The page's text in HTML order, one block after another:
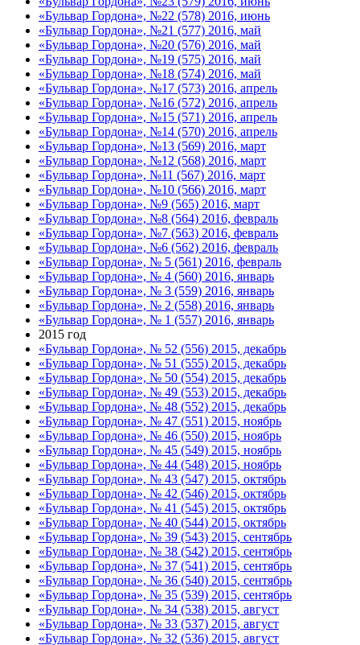
«Бульвар Гордона», №22 (578) 2016, июнь
«Бульвар Гордона», №21 (577) 2016, май
«Бульвар Гордона», №20 (576) 2016, май
«Бульвар Гордона», №19 (575) 2016, май
«Бульвар Гордона», №18 (574) 2016, май
«Бульвар Гордона», №17 (573) 2016, апрель
«Бульвар Гордона», №16 (572) 2016, апрель
«Бульвар Гордона», №15 (571) 2016, апрель
«Бульвар Гордона», №14 (570) 2016, апрель
«Бульвар Гордона», №13 (569) 2016, март
«Бульвар Гордона», №12 (568) 2016, март
«Бульвар Гордона», №11 (567) 2016, март
«Бульвар Гордона», №10 (566) 2016, март
«Бульвар Гордона», №9 (565) 2016, март
«Бульвар Гордона», №8 (564) 2016, февраль
«Бульвар Гордона», №7 (563) 2016, февраль
«Бульвар Гордона», №6 (562) 2016, февраль
«Бульвар Гордона», № 5 (561) 2016, февраль
«Бульвар Гордона», № 4 (560) 2016, январь
«Бульвар Гордона», № 3 (559) 2016, январь
«Бульвар Гордона», № 2 (558) 2016, январь
«Бульвар Гордона», № 1 (557) 2016, январь
2015 год
«Бульвар Гордона», № 52 (556) 2015, декабрь
«Бульвар Гордона», № 51 (555) 2015, декабрь
«Бульвар Гордона», № 50 (554) 2015, декабрь
«Бульвар Гордона», № 49 (553) 2015, декабрь
«Бульвар Гордона», № 48 (552) 2015, декабрь
«Бульвар Гордона», № 47 (551) 2015, ноябрь
«Бульвар Гордона», № 46 (550) 2015, ноябрь
«Бульвар Гордона», № 45 (549) 2015, ноябрь
«Бульвар Гордона», № 44 (548) 2015, ноябрь
«Бульвар Гордона», № 43 (547) 2015, октябрь
«Бульвар Гордона», № 42 (546) 2015, октябрь
«Бульвар Гордона», № 41 (545) 2015, октябрь
«Бульвар Гордона», № 40 (544) 2015, октябрь
«Бульвар Гордона», № 39 (543) 2015, сентябрь
«Бульвар Гордона», № 38 (542) 2015, сентябрь
«Бульвар Гордона», № 37 (541) 2015, сентябрь
«Бульвар Гордона», № 36 (540) 2015, сентябрь
«Бульвар Гордона», № 35 (539) 2015, сентябрь
«Бульвар Гордона», № 34 (538) 2015, август
«Бульвар Гордона», № 33 (537) 2015, август
«Бульвар Гордона», № 32 (536) 2015, август